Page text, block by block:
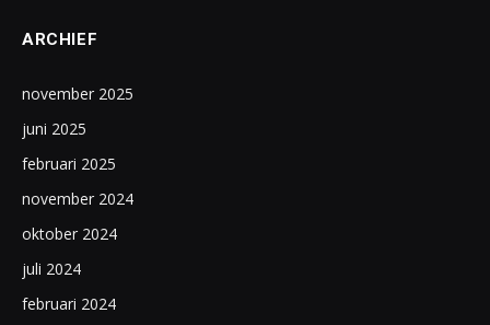
ARCHIEF
november 2025
juni 2025
februari 2025
november 2024
oktober 2024
juli 2024
februari 2024